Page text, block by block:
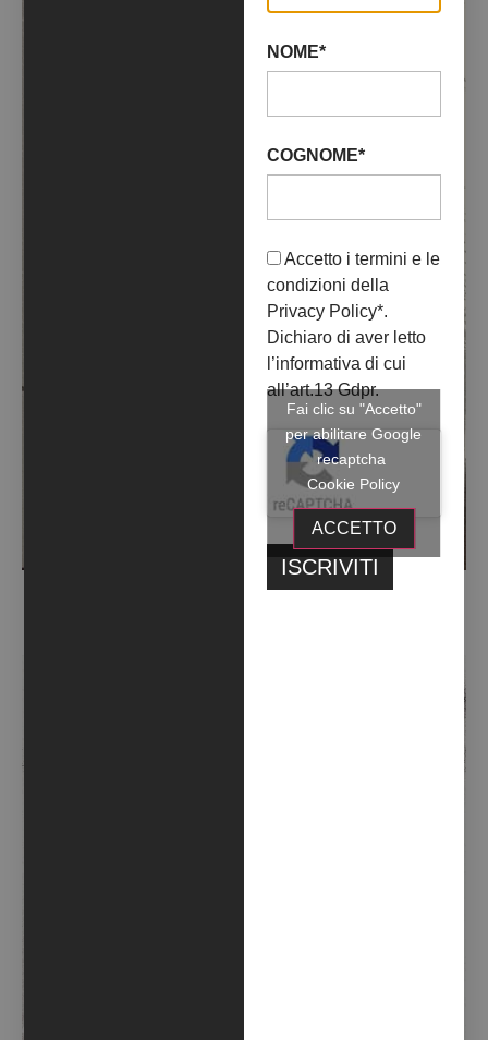
HEY SIRI, CERCA LE CONSEGUENZE DEL COVID SUL CICLO
NOME*
COGNOME*
Accetto i termini e le
condizioni della
Privacy Policy*.
Dichiaro di aver letto
l’informativa di cui
all’art.13 Gdpr.
Fai clic su "Accetto"
per abilitare Google
recaptcha
Cookie Policy
ACCETTO